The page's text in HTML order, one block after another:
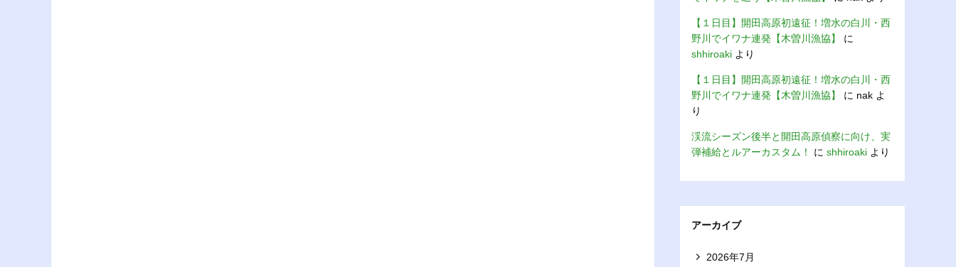
【１日目】開田高原初遠征！増水の白川・西
野川でイワナ連発【木曽川漁協】
に
shhiroaki より
【１日目】開田高原初遠征！増水の白川・西
野川でイワナ連発【木曽川漁協】
に nak よ
り
渓流シーズン後半と開田高原偵察に向け、実
弾補給とルアーカスタム！
に shhiroaki より
アーカイブ
2026年7月